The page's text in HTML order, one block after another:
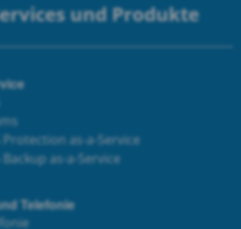
und Produkte
as-a-Service
as-a-Service
Telefonie